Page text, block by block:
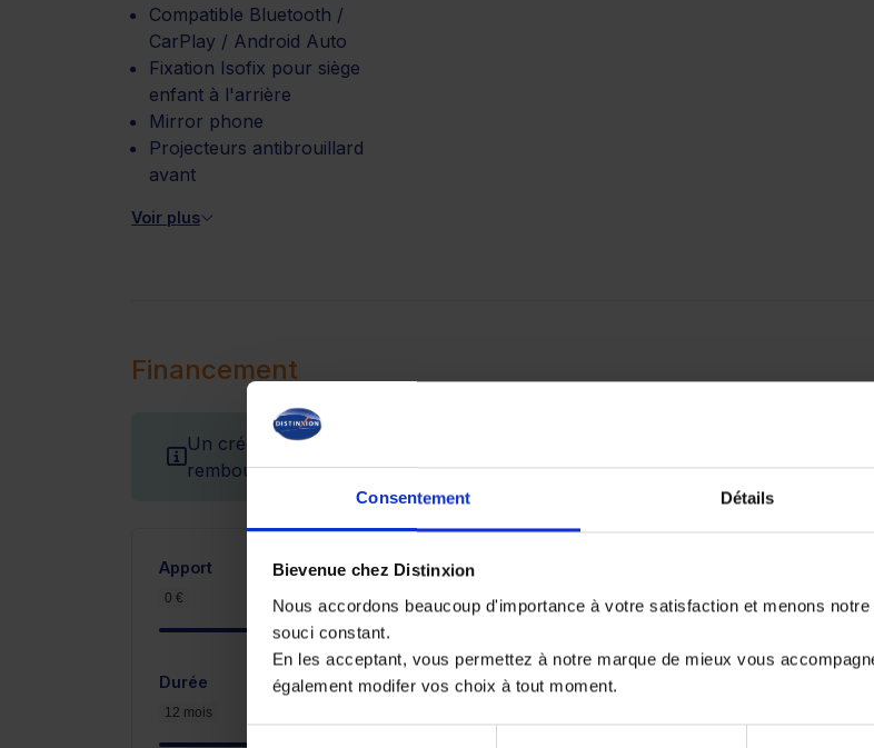
Consentement Détails
Bievenue chez Distinxion
Nous accordons beaucoup d'importance à votre satisfaction et menons
souci constant.
En les acceptant, vous permettez à notre marque de mieux vous
également modifer vos choix à tout moment.
Compatible Bluetooth /
CarPlay / Android Auto
Fixation Isofix pour siège
enfant à l'arrière
Mirror phone
Projecteurs antibrouillard
avant
Voir plus
Financement
Un crédit vous engage et doit être remboursé. Vérifiez vos capacités de
remboursement avant de vous engager.
Apport
0 € 18
2 900 €
Durée
12 mois